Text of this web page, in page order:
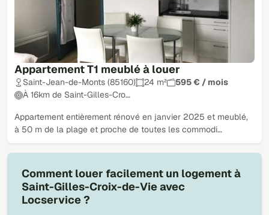
Appartement T1 meublé à louer
Saint-Jean-de-Monts (85160) 24 m²
595 € / mois
À 16km de Saint-Gilles-Cro…
Appartement entièrement rénové en janvier 2025 et meublé,
à 50 m de la plage et proche de toutes les commodi…
Comment louer facilement un logement à
Saint-Gilles-Croix-de-Vie avec
Locservice ?